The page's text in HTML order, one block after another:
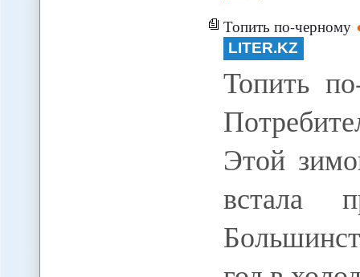
Топить по-черному
LITER.KZ
Топить
Этой
встала